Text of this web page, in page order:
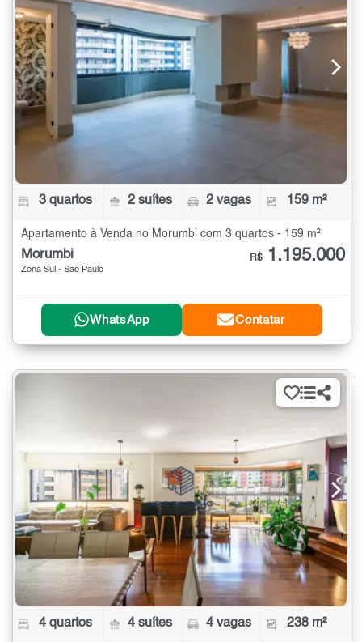
3 quartos 2 suítes 2 vagas 159 m²
Apartamento à Venda no Morumbi com 3 quartos - 159 m²
Morumbi
Zona Sul - São Paulo
R$ 1.195.000
WhatsApp Contatar
4 quartos 4 suítes 4 vagas 238 m²